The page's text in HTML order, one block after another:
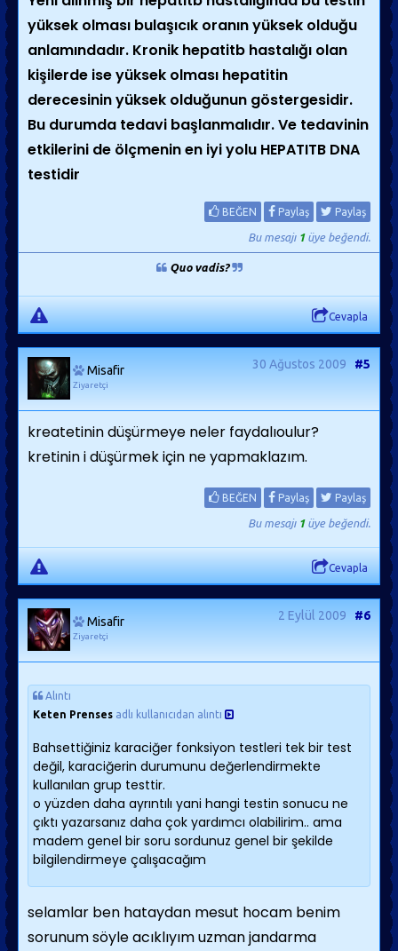
yüksek olması bulaşıcık oranın yüksek olduğu
anlamındadır. Kronik hepatitb hastalığı olan
kişilerde ise yüksek olması hepatitin
derecesinin yüksek olduğunun göstergesidir.
Bu durumda tedavi başlanmalıdır. Ve tedavinin
etkilerini de ölçmenin en iyi yolu HEPATITB DNA
testidir
BEĞEN Paylaş Paylaş
Bu mesajı 1üye beğendi.
Quo vadis?
Cevapla
Misafir
Ziyaretçi
30 Ağustos 2009 #5
kreatetinin düşürmeye neler faydalıoulur?
kretinin i düşürmek için ne yapmaklazım.
BEĞEN Paylaş Paylaş
Bu mesajı 1üye beğendi.
Cevapla
Misafir
Ziyaretçi
2 Eylül 2009 #6
Alıntı
Keten Prenses adlı kullanıcıdan alıntı
Bahsettiğiniz karaciğer fonksiyon testleri tek bir test
değil, karaciğerin durumunu değerlendirmekte
kullanılan grup testtir.
o yüzden daha ayrıntılı yani hangi testin sonucu ne
çıktı yazarsanız daha çok yardımcı olabilirim.. ama
madem genel bir soru sordunuz genel bir şekilde
bilgilendirmeye çalışacağım
selamlar ben hataydan mesut hocam benim
sorunum söyle acıklıyım uzman jandarma